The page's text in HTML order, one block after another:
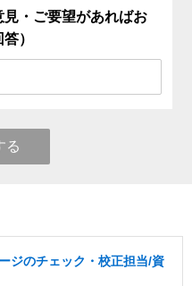
・ご要望があればお
）
る
ジのチェック・校正担当/資